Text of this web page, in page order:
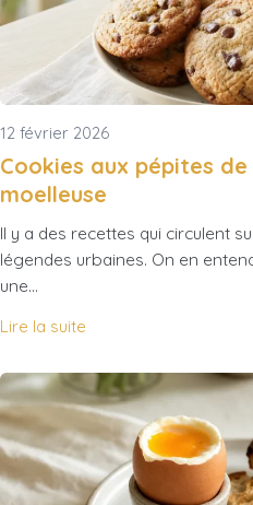
12 février 2026
Cookies aux pépites
moelleuse
Il y a des recettes qui circulent
légendes urbaines. On en
une…
Lire la suite